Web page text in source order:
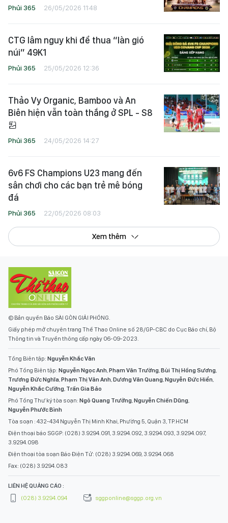
Milano FC đăng quang TPG 6v6 ở
Phủi 365 26/05/2026 11:48
CTG lâm nguy khi để thua “làn gió
Phủi 365 25/05/2026 12:36
Thảo Vy Organic, Bamboo và An
Biên hiện vẫn toàn thắng ở SPL - S8
Phủi 365 24/05/2026 14:27
6v6 FS Champions U23 mang đến
sân chơi cho các bạn trẻ mê bóng
đá
Phủi 365 22/05/2026 08:03
Giấy phép mở chuyên trang Thể Thao Online số 28/GP-CBC do Cục Báo chí, Bộ
Thông tin và Truyền thông cấp ngày 06-09-2023.
Tổng Biên tập:Nguyễn Khắc Văn
Phó Tổng Biên tập:Nguyễn Ngọc Anh,Phạm Văn Trường,Bùi Thị Hồng Sương
Trương Đức Nghĩa,Phạm Thị Vân Anh
Trần Gia Bảo
Nguyễn Phước Bình
3.9294.098
Điện thoại tòa soạn Báo Điện Tử: (028) 3.9294.069, 3.9294.068
Fax: (028) 3.9294.083